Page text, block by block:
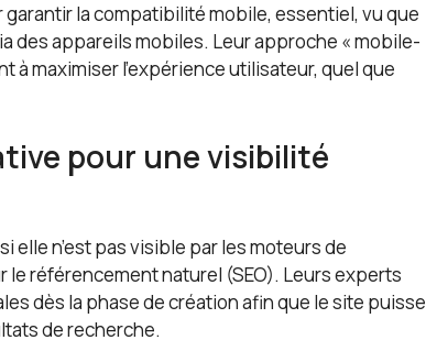
la compatibilité mobile, essentiel, vu que
des appareils mobiles. Leur approche « mobile-
à maximiser l’expérience utilisateur, quel que
pour une visibilité
elle n’est pas visible par les moteurs de
référencement naturel (SEO). Leurs experts
dès la phase de création afin que le site puisse
de recherche.